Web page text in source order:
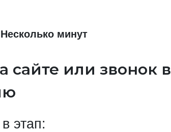
Несколько минут
сайте или звонок в
этап: